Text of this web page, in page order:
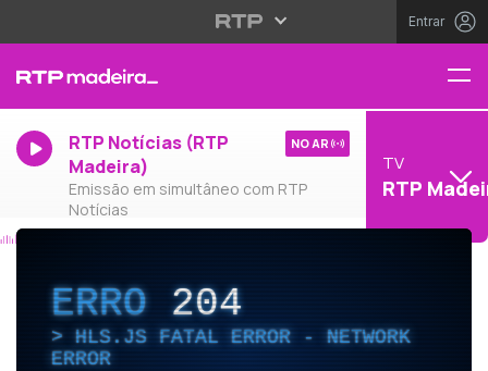
Entrar
RTP Notícias (RTP
Madeira)
Emissão em simultâneo com RTP
Notícias
NO AR
TV
RTP
ERRO204
HLS.JS FATAL ERROR - NETWORK
ERROR